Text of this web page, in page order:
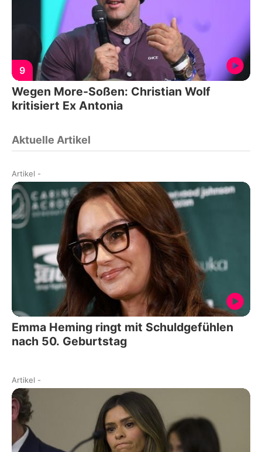
9
Wegen More-Soßen: Christian Wolf
kritisiert Ex Antonia
Aktuelle Artikel
Artikel -
Emma Heming ringt mit Schuldgefühlen
nach 50. Geburtstag
Artikel -